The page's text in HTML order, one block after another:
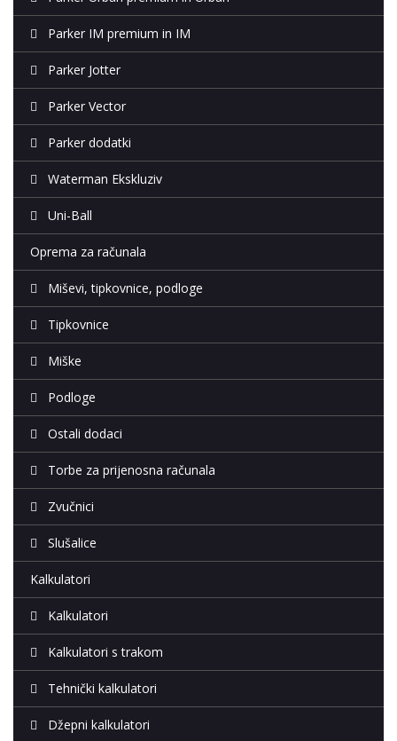
Parker IM premium in IM
Parker Jotter
Parker Vector
Parker dodatki
Waterman Ekskluziv
Uni-Ball
Oprema za računala
Miševi, tipkovnice, podloge
Tipkovnice
Miške
Podloge
Ostali dodaci
Torbe za prijenosna računala
Zvučnici
Slušalice
Kalkulatori
Kalkulatori
Kalkulatori s trakom
Tehnički kalkulatori
Džepni kalkulatori